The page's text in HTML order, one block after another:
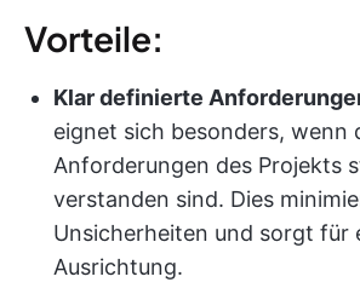
Vorteile:
Klar definierte
eignet sich besonders, wenn
Anforderungen des Projekts
verstanden sind. Dies
Unsicherheiten und sorgt für
Ausrichtung.